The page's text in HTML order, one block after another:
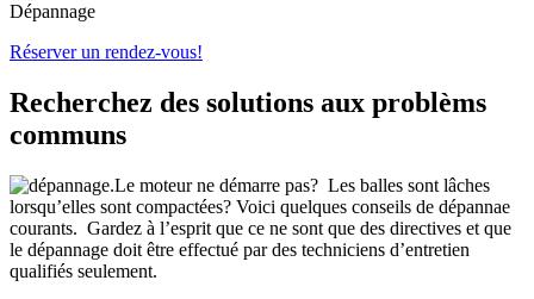
Dépannage
Réserver un rendez-vous!
Recherchez des solutions aux problèms
communs
Le moteur ne démarre pas? Les balles sont lâches
lorsqu’elles sont compactées? Voici quelques conseils de dépannae
courants. Gardez à l’esprit que ce ne sont que des directives et que
le dépannage doit être effectué par des techniciens d’entretien
qualifiés seulement.